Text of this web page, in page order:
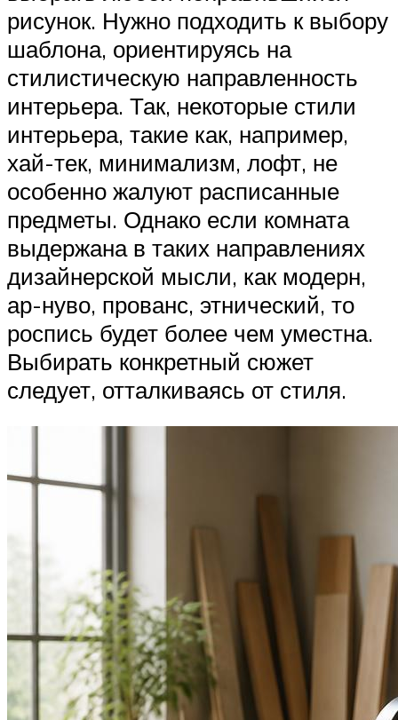
рисунок. Нужно подходить к выбору
шаблона, ориентируясь на
стилистическую направленность
интерьера. Так, некоторые стили
интерьера, такие как, например,
хай-тек, минимализм, лофт, не
особенно жалуют расписанные
предметы. Однако если комната
выдержана в таких направлениях
дизайнерской мысли, как модерн,
ар-нуво, прованс, этнический, то
роспись будет более чем уместна.
Выбирать конкретный сюжет
следует, отталкиваясь от стиля.